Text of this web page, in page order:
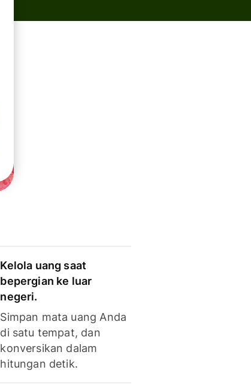
Kelola uang saat
bepergian ke luar
negeri.
Simpan mata uang Anda
di satu tempat, dan
konversikan dalam
hitungan detik.